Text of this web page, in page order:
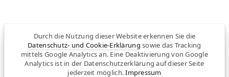
Durch die Nutzung dieser Website erkennen Sie die
Datenschutz- und Cookie-Erklärung sowie das Tracking
mittels Google Analytics an. Eine Deaktivierung von Google
Analytics ist in der Datenschutzerklärung auf dieser Seite
jederzeit möglich.Impressum
Rullkötter AGD
Jazz for me